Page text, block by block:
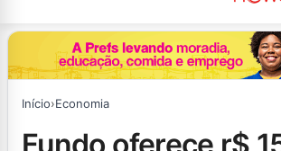
Início›Economia